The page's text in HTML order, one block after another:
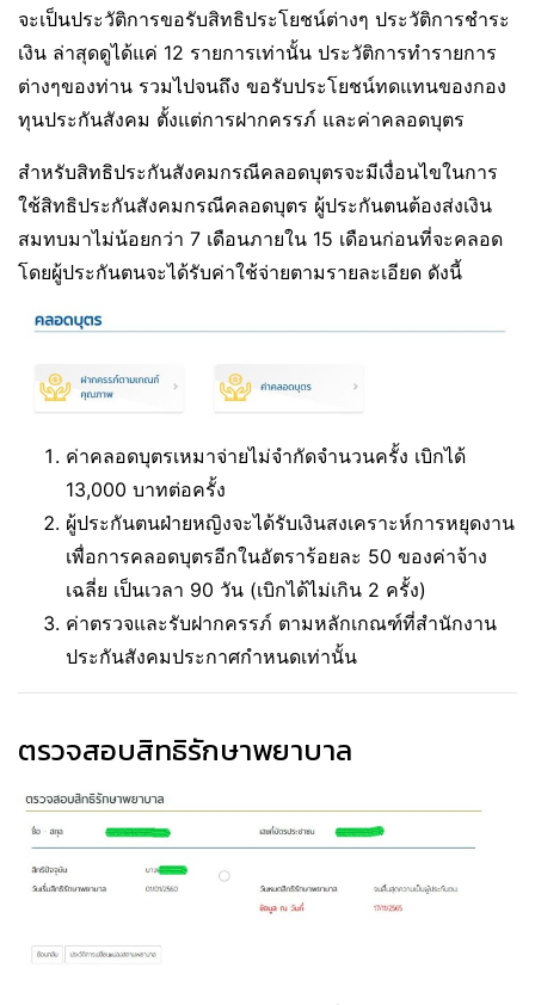
จะเป็นประวัติการขอรับสิทธิประโยชน์ต่างๆ ประวัติการชำระ
เงิน ล่าสุดดูได้แค่ 12 รายการเท่านั้น ประวัติการทำรายการ
ต่างๆของท่าน รวมไปจนถึง ขอรับประโยชน์ทดแทนของกอง
ทุนประกันสังคม ตั้งแต่การฝากครรภ์ และค่าคลอดบุตร
สำหรับสิทธิประกันสังคมกรณีคลอดบุตรจะมีเงื่อนไขในการ
ใช้สิทธิประกันสังคมกรณีคลอดบุตร ผู้ประกันตนต้องส่งเงิน
สมทบมาไม่น้อยกว่า 7 เดือนภายใน 15 เดือนก่อนที่จะคลอด
โดยผู้ประกันตนจะได้รับค่าใช้จ่ายตามรายละเอียด ดังนี้
ค่าคลอดบุตรเหมาจ่ายไม่จำกัดจำนวนครั้ง เบิกได้
13,000 บาทต่อครั้ง
ผู้ประกันตนฝ่ายหญิงจะได้รับเงินสงเคราะห์การหยุดงาน
เพื่อการคลอดบุตรอีกในอัตราร้อยละ 50 ของค่าจ้าง
เฉลี่ย เป็นเวลา 90 วัน (เบิกได้ไม่เกิน 2 ครั้ง)
ค่าตรวจและรับฝากครรภ์ ตามหลักเกณฑ์ที่สำนักงาน
ประกันสังคมประกาศกำหนดเท่านั้น
ตรวจสอบสิทธิรักษาพยาบาล